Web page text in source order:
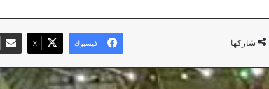
شاركها فيسبوك ‫X